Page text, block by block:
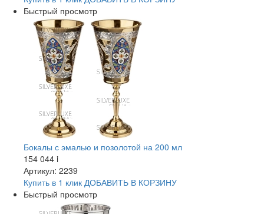
Быстрый просмотр
Бокалы с эмалью и позолотой на 200 мл
154 044 i
Артикул: 2239
Купить в 1 клик ДОБАВИТЬ В КОРЗИНУ
Быстрый просмотр